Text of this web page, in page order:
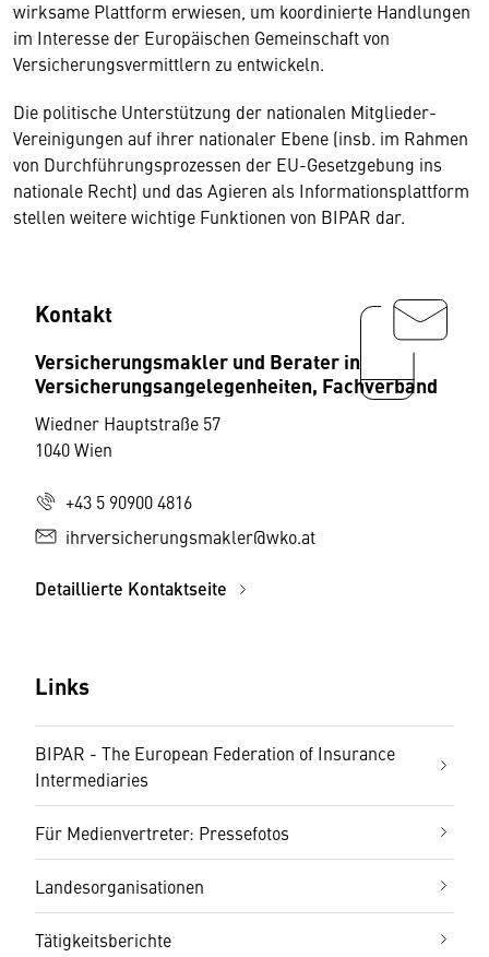
wirksame Plattform erwiesen, um koordinierte Handlungen
im Interesse der Europäischen Gemeinschaft von
Versicherungsvermittlern zu entwickeln.
Die politische Unterstützung der nationalen Mitglieder-
Vereinigungen auf ihrer nationaler Ebene (insb. im Rahmen
von Durchführungsprozessen der EU-Gesetzgebung ins
nationale Recht) und das Agieren als Informationsplattform
stellen weitere wichtige Funktionen von BIPAR dar.
Kontakt
Versicherungsmakler und Berater in
Versicherungsangelegenheiten, Fachverband
Wiedner Hauptstraße 57
1040 Wien
+43 5 90900 4816
ihrversicherungsmakler@wko.at
Detaillierte Kontaktseite
Links
BIPAR - The European Federation of Insurance
Intermediaries
Für Medienvertreter: Pressefotos
Landesorganisationen
Tätigkeitsberichte